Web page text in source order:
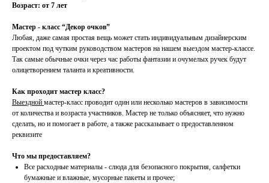
Возраст: от 7 лет
Мастер - класс “Декор очков”
Любая, даже самая простая вещь может стать индивидуальным дизайнерским
проектом под чутким руководством мастеров на нашем выездом мастер-классе.
Так самые обычные очки через час работы фантазии и очумелых ручек будут
олицетворением таланта и креативности.
Как проходит мастер класс?
Выездной мастер-класс проводит один или несколько мастеров в зависимости
от количества и возраста участников. Мастер не только объясняет, что нужно
сделать, но и помогает в работе, а также рассказывает о предоставленном
реквизите
Что мы предоставляем?
Все расходные материалы - слюда для безопасного покрытия, салфетки
бумажные и влажные, мусорные пакеты и прочее;